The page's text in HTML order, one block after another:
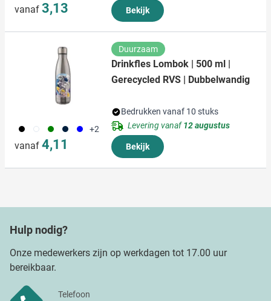
vanaf 3,13 Bekijk
001 002 004 411 005 +2
vanaf 4,11
Duurzaam
Drinkfles Lombok | 500 ml |
Gerecycled RVS | Dubbelwandig
Bedrukken vanaf 10 stuks
Levering vanaf12 augustus
Bekijk
Hulp nodig?
Onze medewerkers zijn op werkdagen tot 17.00 uur
bereikbaar.
Telefoon